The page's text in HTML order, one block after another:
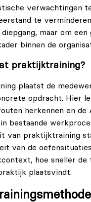
verwachtingen
te
maar om een
binnen de
praktijktraining?
plaatst de
opdracht. Hier
herkennen en de
bestaande
van praktijktraining
van de
hoe sneller de
plaatsvindt.